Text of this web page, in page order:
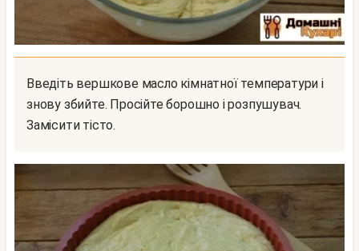
Введіть вершкове масло кімнатної температури і
знову збийте. Просійте борошно і розпушувач.
Замісити тісто.